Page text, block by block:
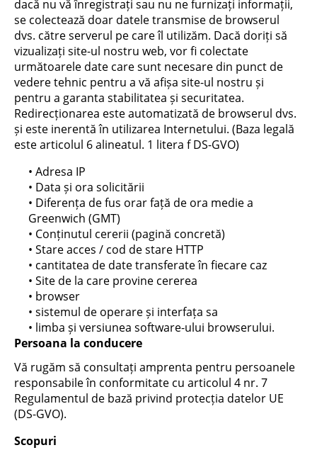
dacă nu vă înregistrați sau nu ne furnizați informații,
se colectează doar datele transmise de browserul
dvs. către serverul pe care îl utilizăm. Dacă doriți să
vizualizați site-ul nostru web, vor fi colectate
următoarele date care sunt necesare din punct de
vedere tehnic pentru a vă afișa site-ul nostru și
pentru a garanta stabilitatea și securitatea.
Redirecționarea este automatizată de browserul dvs.
și este inerentă în utilizarea Internetului. (Baza legală
este articolul 6 alineatul. 1 litera f DS-GVO)
• Adresa IP
• Data și ora solicitării
• Diferența de fus orar față de ora medie a
Greenwich (GMT)
• Conținutul cererii (pagină concretă)
• Stare acces / cod de stare HTTP
• cantitatea de date transferate în fiecare caz
• Site de la care provine cererea
• browser
• sistemul de operare și interfața sa
• limba și versiunea software-ului browserului.
Persoana la conducere
Vă rugăm să consultați amprenta pentru persoanele
responsabile în conformitate cu articolul 4 nr. 7
Regulamentul de bază privind protecția datelor UE
(DS-GVO).
Scopuri